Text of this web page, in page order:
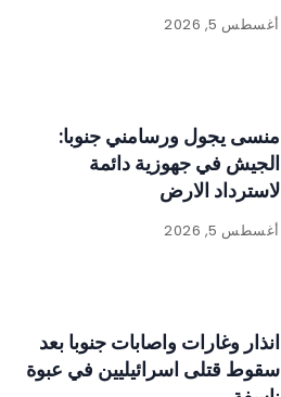
أغسطس 5, 2026
منسى يجول ورسامني جنوبا:
الجيش في جهوزية دائمة
لاسترداد الارض
أغسطس 5, 2026
انذار وغارات واصابات جنوبا بعد
سقوط قتلى اسرائيليين في عبوة